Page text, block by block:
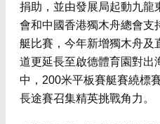
捐助，並由發展局起動九龍
會和中國香港獨木舟總會支
艇比賽，今年新增獨木舟及
道更延長至啟德體育園對出
中，200米平板賽艇賽繞標
長途賽召集精英挑戰角力。